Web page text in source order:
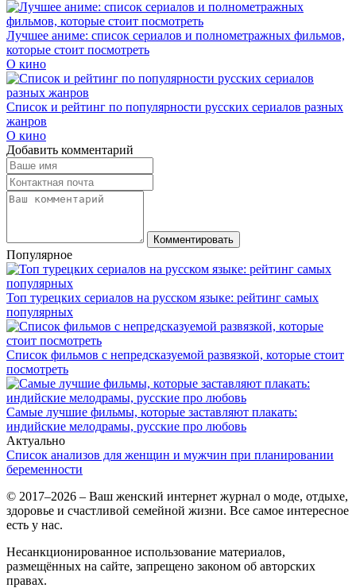
Лучшее аниме: список сериалов и полнометражных фильмов,
которые стоит посмотреть
О кино
Список и рейтинг по популярности русских сериалов разных
жанров
О кино
Добавить комментарий
Комментировать
Популярное
Топ турецких сериалов на русском языке: рейтинг самых
популярных
Список фильмов с непредсказуемой развязкой, которые стоит
посмотреть
Самые лучшие фильмы, которые заставляют плакать:
индийские мелодрамы, русские про любовь
Актуально
Список анализов для женщин и мужчин при планировании
беременности
© 2017–2026 – Ваш женский интернет журнал о моде, отдыхе,
здоровье и счастливой семейной жизни. Все самое интересное
есть у нас.
Несанкционированное использование материалов,
размещённых на сайте, запрещено законом об авторских
правах.